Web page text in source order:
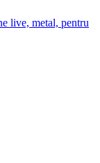
live, metal, pentru